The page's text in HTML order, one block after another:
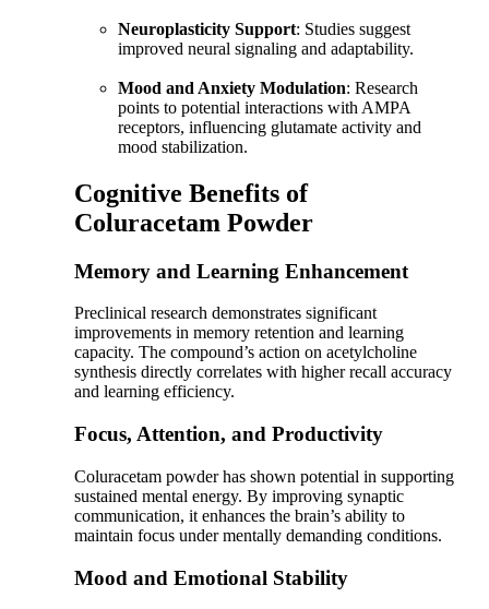
Neuroplasticity Support: Studies suggest
improved neural signaling and adaptability.
Mood and Anxiety Modulation: Research
points to potential interactions with AMPA
receptors, influencing glutamate activity and
mood stabilization.
Cognitive Benefits of
Coluracetam Powder
Memory and Learning Enhancement
Preclinical research demonstrates significant
improvements in memory retention and learning
capacity. The compound’s action on acetylcholine
synthesis directly correlates with higher recall accuracy
and learning efficiency.
Focus, Attention, and Productivity
Coluracetam powder has shown potential in supporting
sustained mental energy. By improving synaptic
communication, it enhances the brain’s ability to
maintain focus under mentally demanding conditions.
Mood and Emotional Stability